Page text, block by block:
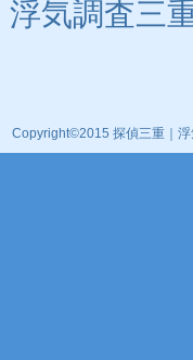
浮気調査三
Copyright©2015 探偵三重｜